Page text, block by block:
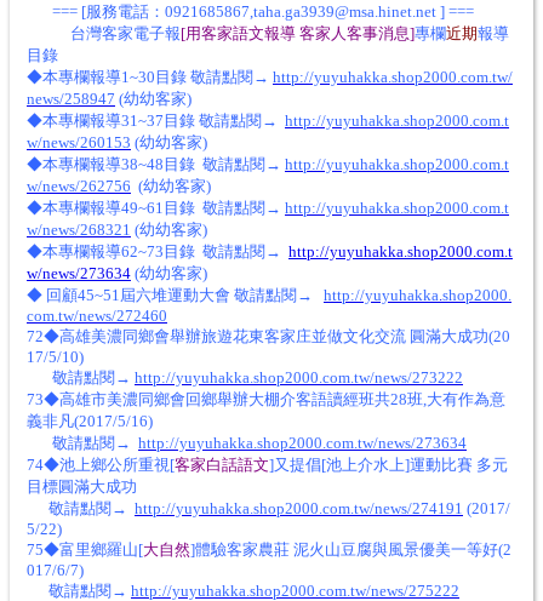
=== [服務電話：0921685867,taha.ga3939@msa.hinet.net ] ===
台灣客家電子報[用客家語文報導 客家人客事消息]專欄近期報導
目錄
◆本專欄報導1~30目錄 敬請點閱→ http://yuyuhakka.shop2000.com.tw/
news/258947 (幼幼客家)
◆本專欄報導31~37目錄 敬請點閱→ http://yuyuhakka.shop2000.com.t
w/news/260153 (幼幼客家)
◆本專欄報導38~48目錄 敬請點閱→ http://yuyuhakka.shop2000.com.t
w/news/262756 (幼幼客家)
◆本專欄報導49~61目錄 敬請點閱→ http://yuyuhakka.shop2000.com.t
w/news/268321 (幼幼客家)
◆本專欄報導62~73目錄 敬請點閱→ http://yuyuhakka.shop2000.com.t
w/news/273634 (幼幼客家)
◆ 回顧45~51屆六堆運動大會 敬請點閱→ http://yuyuhakka shop2000.
com.tw/news/272460
72◆高雄美濃同鄉會舉辦旅遊花東客家庄並做文化交流 圓滿大成功(20
17/5/10)
敬請點閱→ http://yuyuhakka.shop2000.com.tw/news/273222
73◆高雄市美濃同鄉會回鄉舉辦大棚介客語讀經班共28班,大有作為意
義非凡(2017/5/16)
敬請點閱→ http://yuyuhakka.shop2000.com.tw/news/273634
74◆池上鄉公所重視[客家白話語文]又提倡[池上介水上]運動比賽 多元
目標圓滿大成功
敬請點閱→ http://yuyuhakka.shop2000.com.tw/news/274191 (2017/
5/22)
75◆富里鄉羅山[大自然]體驗客家農莊 泥火山豆腐與風景優美一等好(2
017/6/7)
敬請點閱→ http://yuyuhakka.shop2000.com.tw/news/275222